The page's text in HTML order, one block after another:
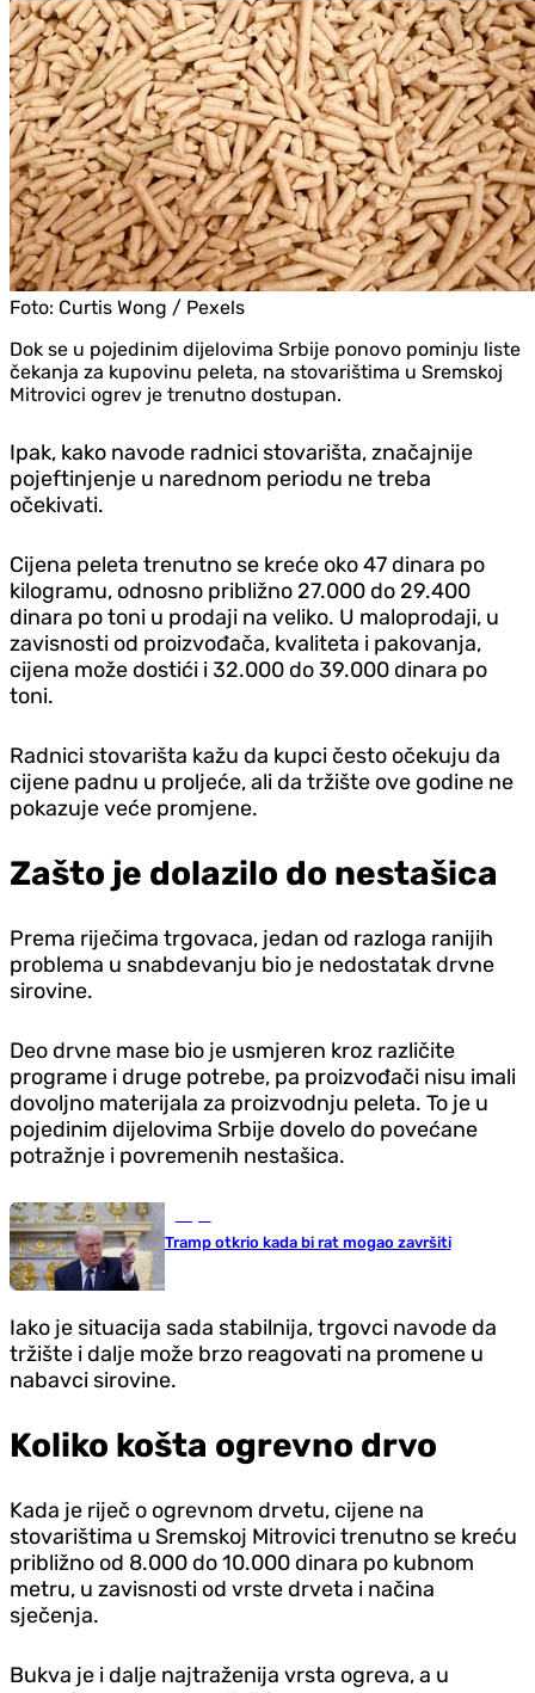
Foto: Curtis Wong / Pexels
Dok se u pojedinim dijelovima Srbije ponovo pominju liste
čekanja za kupovinu peleta, na stovarištima u Sremskoj
Mitrovici ogrev je trenutno dostupan.
Ipak, kako navode radnici stovarišta, značajnije
pojeftinjenje u narednom periodu ne treba
očekivati.
Cijena peleta trenutno se kreće oko 47 dinara po
kilogramu, odnosno približno 27.000 do 29.400
dinara po toni u prodaji na veliko. U maloprodaji, u
zavisnosti od proizvođača, kvaliteta i pakovanja,
cijena može dostići i 32.000 do 39.000 dinara po
toni.
Radnici stovarišta kažu da kupci često očekuju da
cijene padnu u proljeće, ali da tržište ove godine ne
pokazuje veće promjene.
Zašto je dolazilo do nestašica
Prema riječima trgovaca, jedan od razloga ranijih
problema u snabdevanju bio je nedostatak drvne
sirovine.
Deo drvne mase bio je usmjeren kroz različite
programe i druge potrebe, pa proizvođači nisu imali
dovoljno materijala za proizvodnju peleta. To je u
pojedinim dijelovima Srbije dovelo do povećane
potražnje i povremenih nestašica.
Tramp otkrio kada bi rat mogao završiti
Iako je situacija sada stabilnija, trgovci navode da
tržište i dalje može brzo reagovati na promene u
nabavci sirovine.
Koliko košta ogrevno drvo
Kada je riječ o ogrevnom drvetu, cijene na
stovarištima u Sremskoj Mitrovici trenutno se kreću
približno od 8.000 do 10.000 dinara po kubnom
metru, u zavisnosti od vrste drveta i načina
sječenja.
Bukva je i dalje najtraženija vrsta ogreva, a u